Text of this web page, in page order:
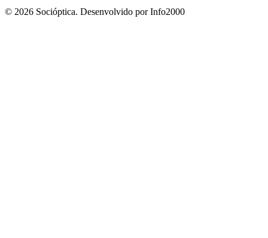
© 2026 Socióptica. Desenvolvido por Info2000